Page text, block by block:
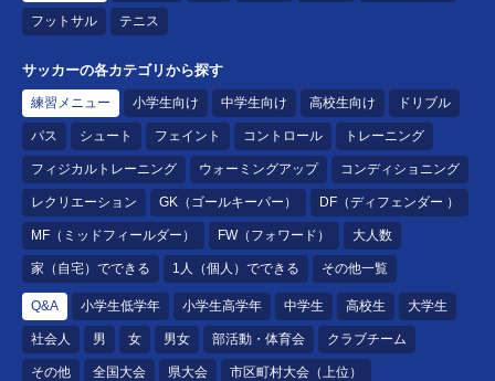
フットサル テニス
サッカーの各カテゴリから探す
練習メニュー 小学生向け 中学生向け 高校生向け ドリブル
パス シュート フェイント コントロール トレーニング
フィジカルトレーニング ウォーミングアップ コンディショニング
レクリエーション GK（ゴールキーパー） DF（ディフェンダー ）
MF（ミッドフィールダー） FW（フォワード） 大人数
家（自宅）でできる 1人（個人）でできる その他一覧
Q&A 小学生低学年 小学生高学年 中学生 高校生 大学生
社会人 男 女 男女 部活動・体育会 クラブチーム
その他 全国大会 県大会 市区町村大会（上位）